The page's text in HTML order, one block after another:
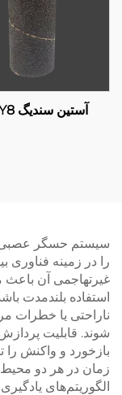
آستین سندیگ 749Y8
سیستم حسگر عصبی
را در زمینه فناوری
غیرتهاجمی آن
استفاده بلندمدت
ناراحتی یا خطرات
شوند. قابلیت
بازخورد و واکنش
زمان در هر دو
الگوریتم‌های